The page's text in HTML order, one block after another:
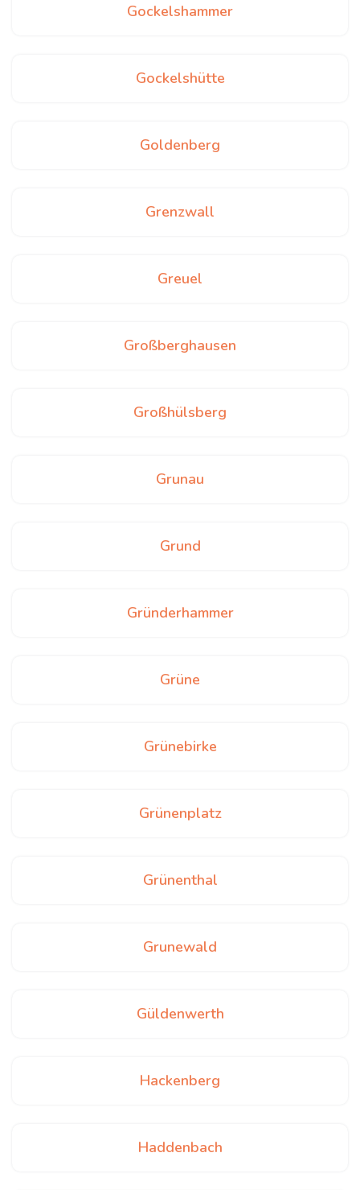
Gockelshammer
Gockelshütte
Goldenberg
Grenzwall
Greuel
Großberghausen
Großhülsberg
Grunau
Grund
Gründerhammer
Grüne
Grünebirke
Grünenplatz
Grünenthal
Grunewald
Güldenwerth
Hackenberg
Haddenbach